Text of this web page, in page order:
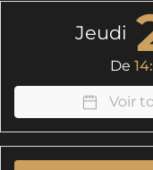
Jeudi
De
Voir